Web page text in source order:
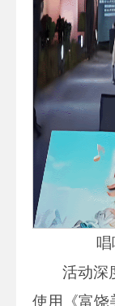
活动深
使用《富饶